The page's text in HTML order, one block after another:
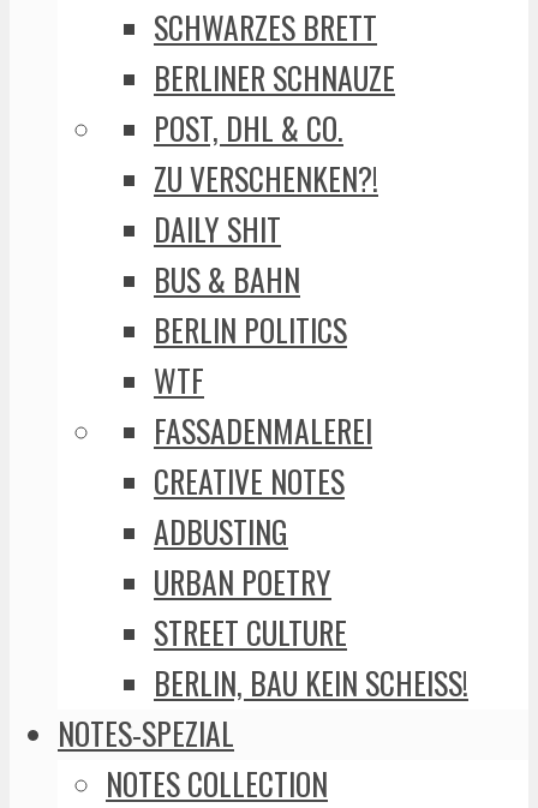
SCHWARZES BRETT
BERLINER SCHNAUZE
POST, DHL & CO.
ZU VERSCHENKEN?!
DAILY SHIT
BUS & BAHN
BERLIN POLITICS
WTF
FASSADENMALEREI
CREATIVE NOTES
ADBUSTING
URBAN POETRY
STREET CULTURE
BERLIN, BAU KEIN SCHEISS!
NOTES-SPEZIAL
NOTES COLLECTION